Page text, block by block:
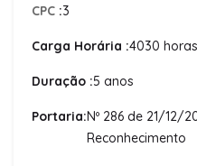
CPC :3
Carga Horária :4030
Duração :5 anos
Portaria:Nº 286 de 21/12/
Reconhecimento